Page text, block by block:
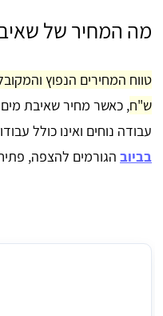
מה המחיר של
ש"ח, כאשר מחיר שאיבת
עבודה נוחים ואינו כולל
בביוב הגורמים להצפה,